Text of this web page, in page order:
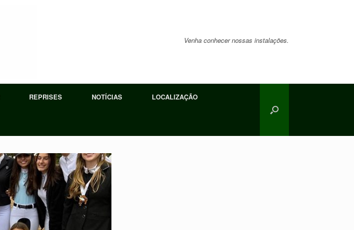
Venha conhecer nossas instalações.
REPRISES NOTÍCIAS LOCALIZAÇÃO